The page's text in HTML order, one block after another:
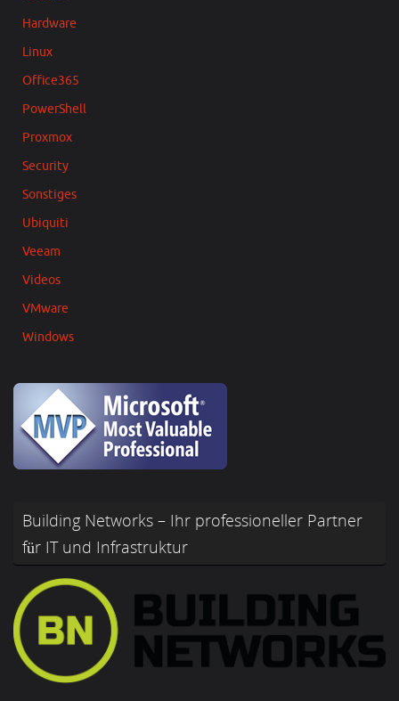
Hardware
Linux
Office365
PowerShell
Proxmox
Security
Sonstiges
Ubiquiti
Veeam
Videos
VMware
Windows
Building Networks – Ihr professioneller Partner
für IT und Infrastruktur